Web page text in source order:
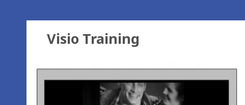
Visio Training